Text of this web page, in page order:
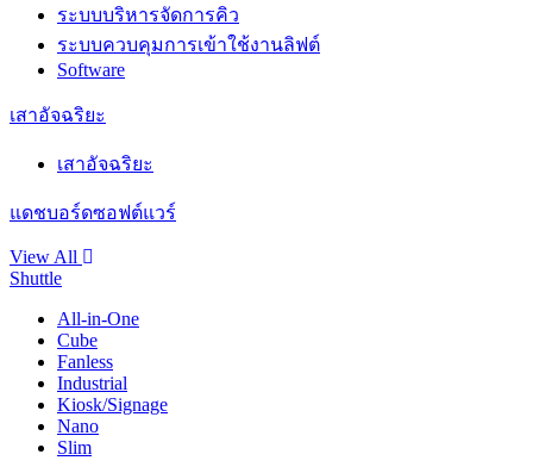
ระบบบริหารจัดการคิว
ระบบควบคุมการเข้าใช้งานลิฟต์
Software
เสาอัจฉริยะ
เสาอัจฉริยะ
แดชบอร์ดซอฟต์แวร์
View All
Shuttle
All-in-One
Cube
Fanless
Industrial
Kiosk/Signage
Nano
Slim